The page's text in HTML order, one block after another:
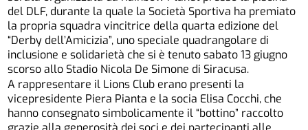
del DLF, durante la quale la Società Sportiva ha premiato
la propria squadra vincitrice della quarta edizione del
“Derby dell’Amicizia”, uno speciale quadrangolare di
inclusione e solidarietà che si è tenuto sabato 13 giugno
scorso allo Stadio Nicola De Simone di Siracusa.
A rappresentare il Lions Club erano presenti la
vicepresidente Piera Pianta e la socia Elisa Cocchi, che
hanno consegnato simbolicamente il “bottino” raccolto